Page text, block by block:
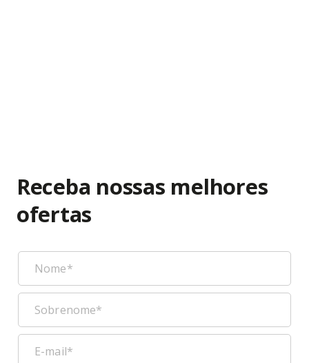
Receba nossas melhores
ofertas